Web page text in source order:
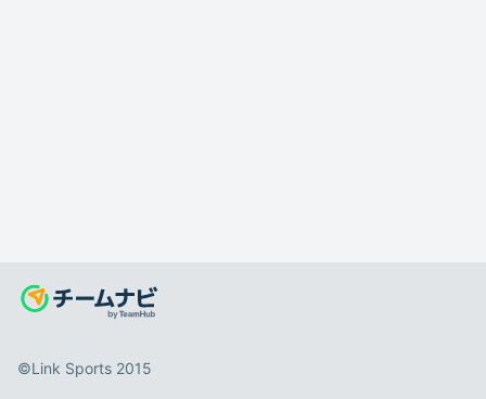
©️Link Sports 2015